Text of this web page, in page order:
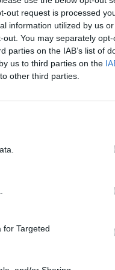
out request is processed
information utilized by us
You may separately
parties on the IAB’s list of
us to third parties on the
other third parties.
for Targeted
którym często się mówi,
obywateli zmaga się z
wyborczej.